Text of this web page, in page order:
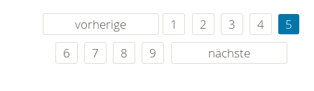
vorherige 1 2 3 4
5
6
7 8 9 nächste